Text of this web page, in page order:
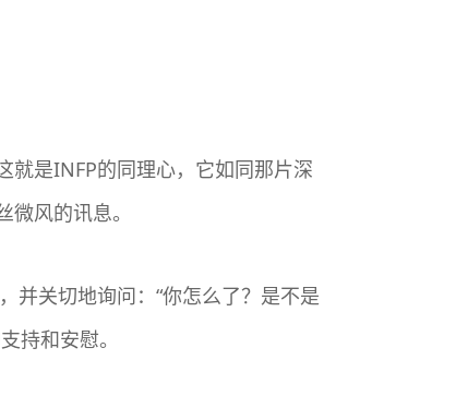
就是INFP的同理心，它如同那片深
风的讯息。
并关切地询问：“你怎么了？是不是
持和安慰。